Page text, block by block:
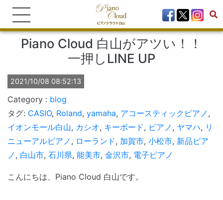
Piano Cloud 白山がアツい！！
一押しLINE UP
2021/10/08 08:52:13
blog
タグ: CASIO, Roland, yamaha, アコースティックピアノ ,
イオンモール白山, カシオ, キーボード, ピアノ , ヤマハ, リ
ニューアルピアノ , ローランド, 加賀市, 小松市, 新品ピア
ノ , 白山市, 石川県, 能美市, 金沢市, 電子ピアノ
こんにちは、Piano Cloud 白山です。